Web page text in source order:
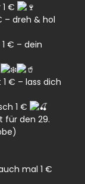
€
– dreh & hol
€ – dein
€ – lass dich
1 €
für den 29.
mal 1 €